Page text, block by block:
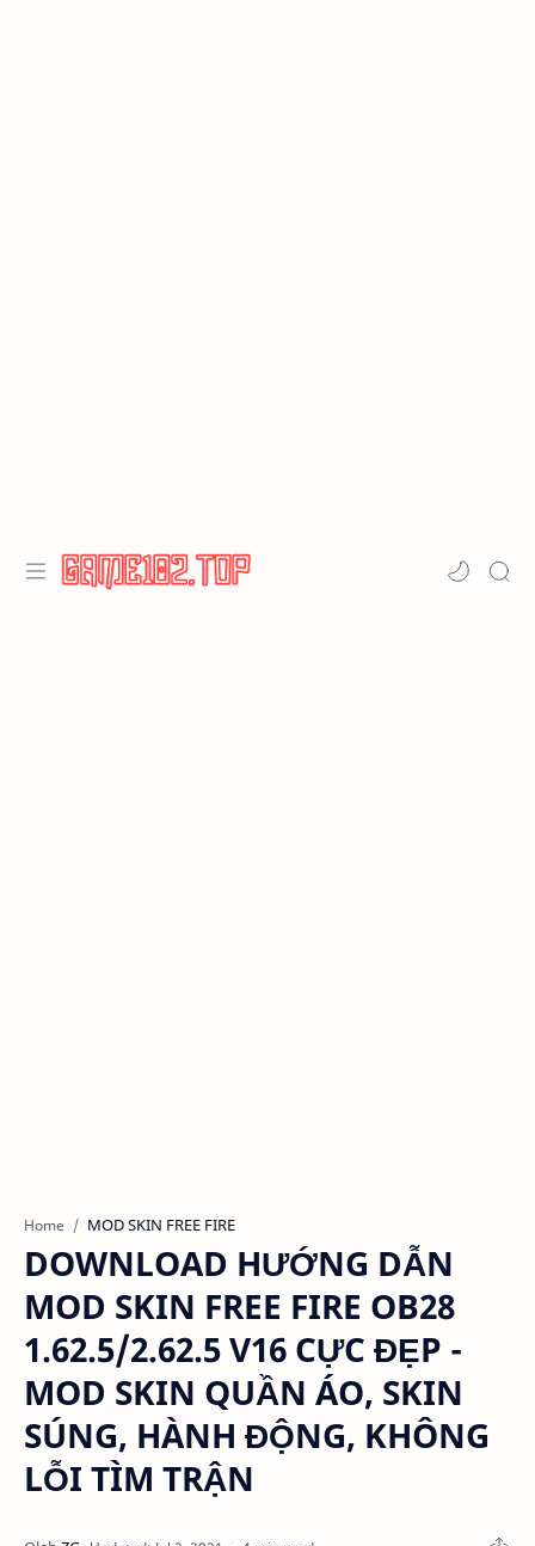
Home MOD SKIN FREE FIRE
DOWNLOAD HƯỚNG DẪN
MOD SKIN FREE FIRE OB28
1.62.5/2.62.5 V16 CỰC ĐẸP -
MOD SKIN QUẦN ÁO, SKIN
SÚNG, HÀNH ĐỘNG, KHÔNG
LỖI TÌM TRẬN